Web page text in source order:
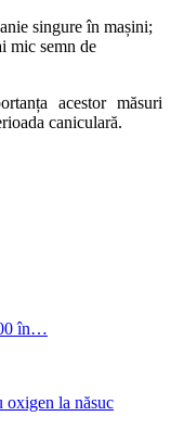
singure în mașini;
mic semn de
acestor măsuri
caniculară.
în…
oxigen la năsuc